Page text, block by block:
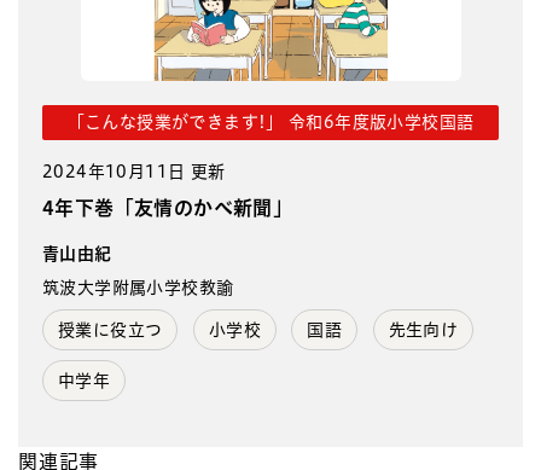
「こんな授業ができます!」 令和6年度版小学校国語
2024年10月11日 更新
4年下巻「友情のかべ新聞」
青山由紀
筑波大学附属小学校教諭
授業に役立つ 小学校 国語 先生向け
中学年
関連記事